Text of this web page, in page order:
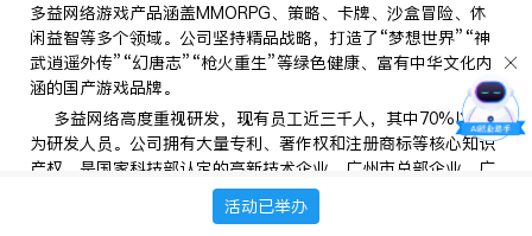
多益网络游戏产品涵盖MMORPG、策略、卡牌、沙盒冒险、休
闲益智等多个领域。公司坚持精品战略，打造了“梦想世界”“神
武逍遥外传”“幻唐志”“枪火重生”等绿色健康、富有中华文化内
涵的国产游戏品牌。
多益网络高度重视研发，现有员工近三千人，其中70%以上
为研发人员。公司拥有大量专利、著作权和注册商标等核心知识
产权，是国家科技部认定的高新技术企业、广州市总部企业、广
州开发区知识产权示范企业，2019年被国家知识产权局评为“国
家知识产权优势企业”称号，同年被广东省版权局评选为“广东省
活动已举办